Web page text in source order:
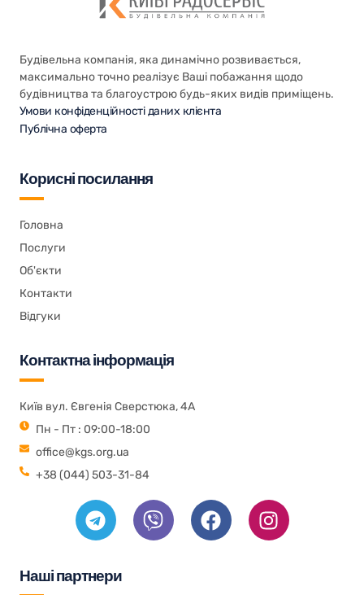
Будівельна компанія, яка динамічно розвивається,
максимально точно реалізує Ваші побажання щодо
будівництва та благоустрою будь-яких видів приміщень.
Умови конфіденційності даних клієнта
Публічна оферта
Корисні посилання
Головна
Послуги
Об'єкти
Контакти
Відгуки
Контактна інформація
Київ вул. Євгенія Сверстюка, 4А
Пн - Пт : 09:00-18:00
office@kgs.org.ua
+38 (044) 503-31-84
Наші партнери